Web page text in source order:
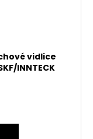
vidlice
INNTECK